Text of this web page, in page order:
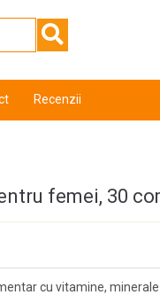
Recenzii
femei, 30
cu vitamine,